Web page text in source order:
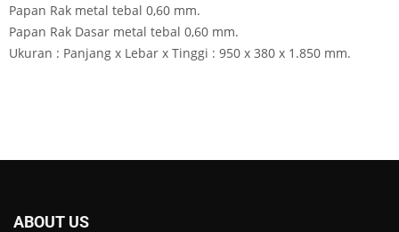
Papan Rak metal tebal 0,60 mm.
Papan Rak Dasar metal tebal 0,60 mm.
Ukuran : Panjang x Lebar x Tinggi : 950 x 380 x 1.850 mm.
ABOUT US